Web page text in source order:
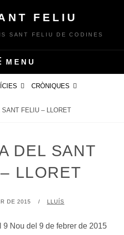
FELIU
SANT FELIU DE CODINES
MENU
CRÒNIQUES
SANT FELIU – LLORET
DEL SANT
LLORET
DE 2015 BY
LLUÍS
Nou del 9 de febrer de 2015